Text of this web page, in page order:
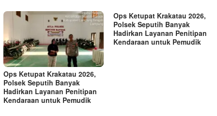
Ops Ketupat Krakatau 2026,
Polsek Seputih Banyak
Hadirkan Layanan Penitipan
Kendaraan untuk Pemudik
Ops Ketupat Krakatau 2026,
Polsek Seputih Banyak
Hadirkan Layanan Penitipan
Kendaraan untuk Pemudik